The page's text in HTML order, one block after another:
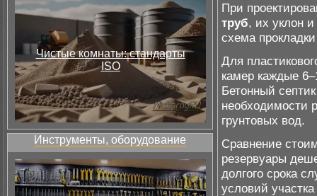
Чистые комнаты: стандарты
ISO
Инструменты, оборудование
При
труб, их уклон
схема
Для
камер каждые
Бетонный
необходимости
грунтовых вод.
Сравнение
резервуары
долгого срока
условий